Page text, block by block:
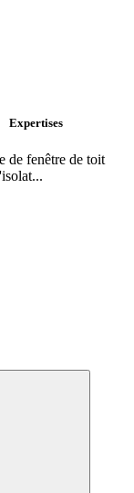
Expertises
de fenêtre de toit